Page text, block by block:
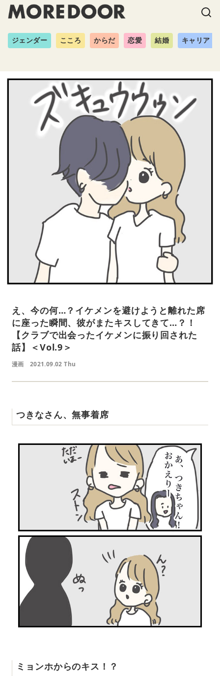
ジェンダー こころ からだ 恋愛 結婚 キャリア
え、今の何…？イケメンを避けようと離れた席
に座った瞬間、彼がまたキスしてきて…？！
【クラブで出会ったイケメンに振り回された
話】＜Vol.9＞
漫画 2021.09.02 Thu
つきなさん、無事着席
ミョンホからのキス！？